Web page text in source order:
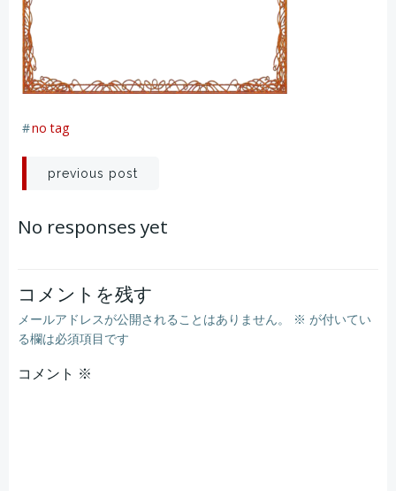
#no tag
投
稿
ビ
ゲ
ー
previous post
No responses yet
コメントを残す
メールアドレスが公開されることはありません。 ※ が付いてい
る欄は必須項目です
コメント ※